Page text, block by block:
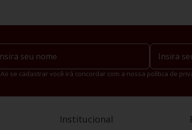
Ao se cadastrar você irá concordar com a nossa política de
Institucional